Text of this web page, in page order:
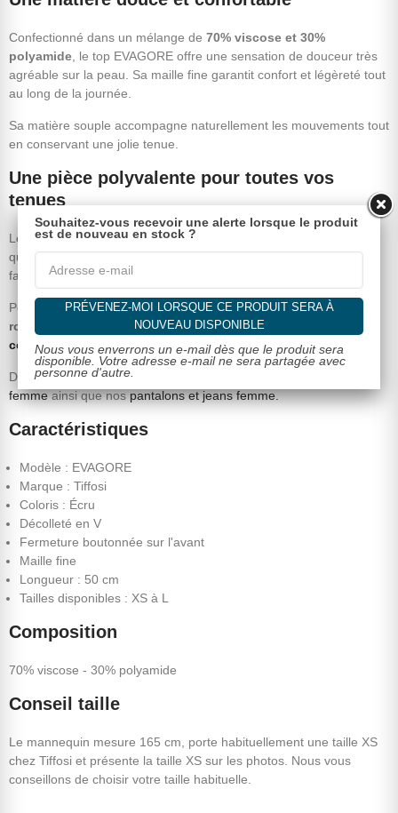
Confectionné dans un mélange de 70% viscose et 30%
polyamide , le top EVAGORE offre une sensation de douceur très
agréable sur la peau. Sa maille fine garantit confort et légèreté tout
au long de la journée.
Sa matière souple accompagne naturellement les mouvements tout
en conservant une jolie tenue.
Une pièce polyvalente pour toutes vos
tenues
Le top EVAGORE se porte aussi bien avec une jupe bohème
qu'avec un jean ou un pantalon fluide. Son coloris écru s'associe
facilement avec les teintes naturelles, pastel ou plus soutenues.
Pour un look estival féminin, associez-le à lajupe longue Manon
rose
jupe Manon caramelou complétez votre tenue avec l
ceinture Louna blanche
Découvrez également notre sélection
femmeainsi que nospantalons et jeans femme.
Caractéristiques
Modèle : EVAGORE
Marque : Tiffosi
Coloris : Écru
Décolleté en V
Fermeture boutonnée sur l'avant
Maille fine
Longueur : 50 cm
Tailles disponibles : XS à L
Composition
70% viscose - 30% polyamide
Conseil taille
Le mannequin mesure 165 cm, porte habituellement une taille XS
chez Tiffosi et présente la taille XS sur les photos. Nous vous
conseillons de choisir votre taille habituelle.
Souhaitez-vous recevoir une alerte lorsque le produit
est de nouveau en stock ?
PRÉVENEZ-MOI LORSQUE CE PRODUIT SERA À
NOUVEAU DISPONIBLE
Nous vous enverrons un e-mail dès que le produit sera
disponible. Votre adresse e-mail ne sera partagée avec
personne d'autre.